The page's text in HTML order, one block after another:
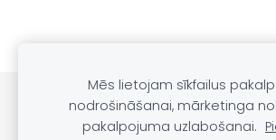
Noteikumi
Kontakti
Mēs lietojam sīkfailus
nodrošināšanai, mārketinga
pakalpojuma uzlabošanai.